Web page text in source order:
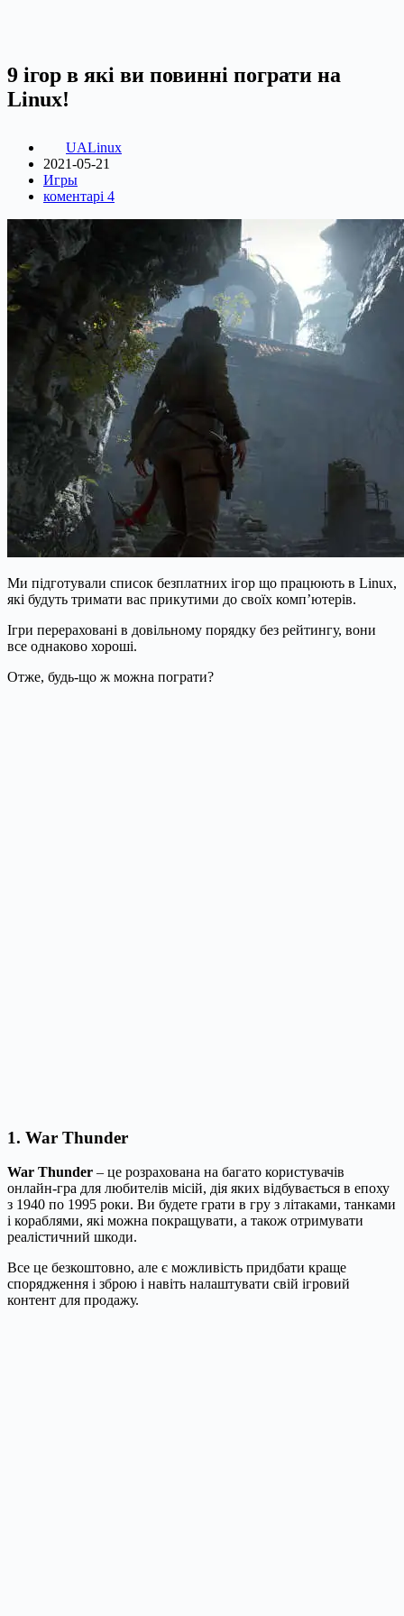
9 ігор в які ви повинні пограти на
Linux!
UALinux
2021-05-21
Игры
коментарі 4
Ми підготували список безплатних ігор що працюють в Linux,
які будуть тримати вас прикутими до своїх комп’ютерів.
Ігри перераховані в довільному порядку без рейтингу, вони
все однаково хороші.
Отже, будь-що ж можна пограти?
1. War Thunder
War Thunder – це розрахована на багато користувачів
онлайн-гра для любителів місій, дія яких відбувається в епоху
з 1940 по 1995 роки. Ви будете грати в гру з літаками, танками
і кораблями, які можна покращувати, а також отримувати
реалістичний шкоди.
Все це безкоштовно, але є можливість придбати краще
спорядження і зброю і навіть налаштувати свій ігровий
контент для продажу.